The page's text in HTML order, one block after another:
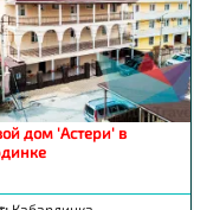
дом 'Астери' в